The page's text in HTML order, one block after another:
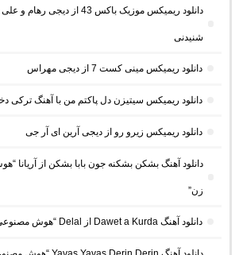
دانلود ریمیکس موزیک باکس 43 از
شنیدنی
دانلود ریمیکس مینی کست 7 از دیجی مهراس
دانلود ریمیکس سیتیزن دل پاکتم من با آهنگ ترکی
دانلود ریمیکس زیرو رو از دیجی آرین ای آر جی
دانلود آهنگ بشکن بشکنه جون بابا بشکن از آریانا
زن”
دانلود آهنگ Dawet a Kurda از Delal “هوش مصنوعی کرد ترند اینستا”